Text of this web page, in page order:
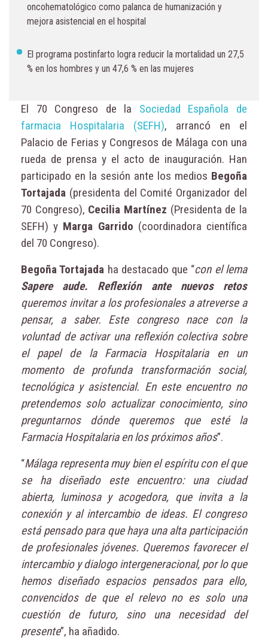
oncohematológico como palanca de humanización y
mejora asistencial en el hospital
El programa postinfarto logra reducir la mortalidad un 27,5
% en los hombres y un 47,6 % en las mujeres
El 70 Congreso de la Sociedad Española de
farmacia Hospitalaria (SEFH), arrancó en el
Palacio de Ferias y Congresos de Málaga con una
rueda de prensa y el acto de inauguración. Han
participado en la sesión ante los medios Begoña
Tortajada (presidenta del Comité Organizador del
70 Congreso), Cecilia Martínez (Presidenta de la
SEFH) y Marga Garrido (coordinadora científica
del 70 Congreso).
Begoña Tortajada ha destacado que “con el lema
Sapere aude. Reflexión ante nuevos retos
queremos invitar a los profesionales a atreverse a
pensar, a saber. Este congreso nace con la
voluntad de activar una reflexión colectiva sobre
el papel de la Farmacia Hospitalaria en un
momento de profunda transformación social,
tecnológica y asistencial. En este encuentro no
pretendemos solo actualizar conocimiento, sino
preguntarnos dónde queremos que esté la
Farmacia Hospitalaria en los próximos años”.
“Málaga representa muy bien el espíritu con el que
se ha diseñado este encuentro: una ciudad
abierta, luminosa y acogedora, que invita a la
conexión y al intercambio de ideas. El congreso
está pensado para que haya una alta participación
de profesionales jóvenes. Queremos favorecer el
intercambio y dialogo intergeneracional, por lo que
hemos diseñado espacios pensados para ello,
convencidos de que el relevo no es solo una
cuestión de futuro, sino una necesidad del
presente”, ha añadido.